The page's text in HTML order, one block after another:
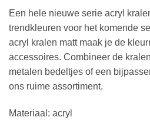
Een hele nieuwe serie acryl
trendkleuren voor het komende
acryl kralen matt maak je de
accessoires. Combineer de
metalen bedeltjes of een
ons ruime assortiment.
Materiaal: acryl